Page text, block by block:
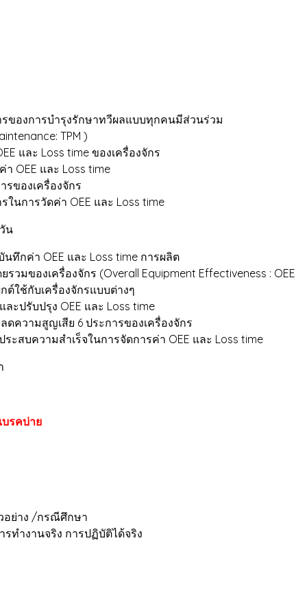
ารบำรุงรักษาทวีผลแบบทุกคนมีส่วนร่วม
TPM )
time ของเครื่องจักร
ละ Loss time
ครื่องจักร
า OEE และ Loss time
น
OEE และ Loss time การผลิต
กร (Overall Equipment Effectiveness : OEE
รื่องจักรแบบต่างๆ
OEE และ Loss time
ย 6 ประการของเครื่องจักร
จในการจัดการค่า OEE และ Loss time
บรคบ่าย
อย่าง /กรณีศึกษา
ทำงานจริง การปฏิบัติได้จริง